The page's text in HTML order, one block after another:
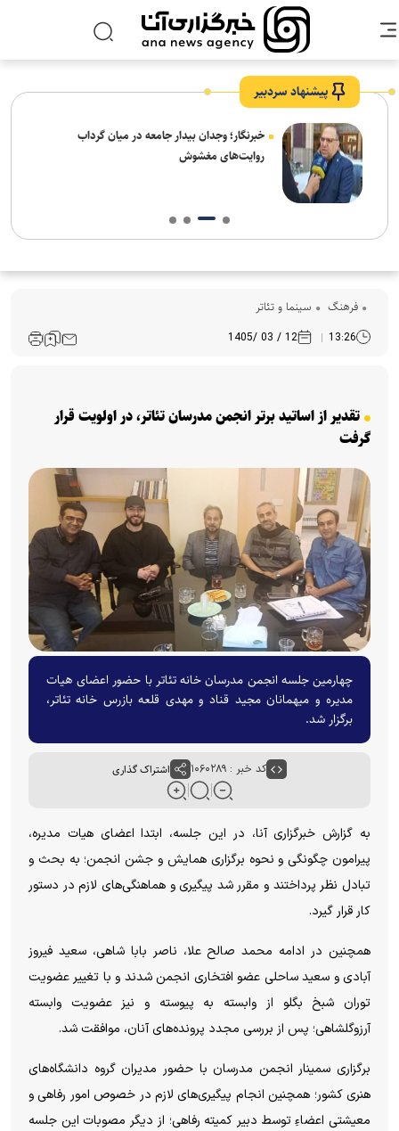
پیشنهاد سردبیر
خبرنگار؛ وجدان بیدار جامعه در میان گرداب
روایت‌های مغشوش
فرهنگ‌ سینما و تئاتر
13:26
12 / 03 /1405
تقدیر از اساتید برتر انجمن مدرسان تئاتر، در اولویت قرار
گرفت
چهارمین جلسه انجمن مدرسان خانه تئاتر با حضور اعضای هیات
مدیره و میهمانان مجید قناد و مهدی قلعه بازرس خانه تئاتر،
برگزار شد.
کد خبر : ۱۰۶۰۲۸۹ اشتراک گذاری
به گزارش خبرگزاری آنا، در این جلسه، ابتدا اعضای هیات مدیره،
پیرامون چگونگی و نحوه برگزاری همایش و جشن انجمن؛ به بحث و
تبادل نظر پرداختند و مقرر شد پیگیری و هماهنگی‌های لازم در دستور
کار قرار گیرد.
همچنین در ادامه محمد صالح علا، ناصر بابا شاهی، سعید فیروز
آبادی و سعید ساحلی عضو افتخاری انجمن شدند و با تغییر عضویت
توران شبخ بگلو از وابسته به پیوسته و نیز عضویت وابسته
آرزو‌گلشاهی؛ پس از بررسی مجدد پرونده‌های آنان، موافقت شد.
برگزاری سمینار انجمن مدرسان با حضور مدیران گروه دانشگاه‌های
هنری کشور؛ همچنین انجام پیگیری‌های لازم در خصوص امور رفاهی و
معیشتی اعضاءِ توسط دبیر کمیته رفاهی؛ از دیگر مصوبات این جلسه